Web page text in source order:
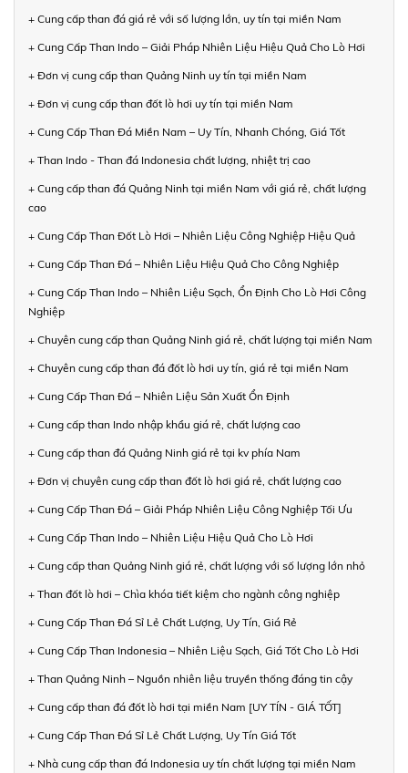
+ Cung cấp than đá giá rẻ với số lượng lớn, uy tín tại miền Nam
+ Cung Cấp Than Indo – Giải Pháp Nhiên Liệu Hiệu Quả Cho Lò Hơi
+ Đơn vị cung cấp than Quảng Ninh uy tín tại miền Nam
+ Đơn vị cung cấp than đốt lò hơi uy tín tại miền Nam
+ Cung Cấp Than Đá Miền Nam – Uy Tín, Nhanh Chóng, Giá Tốt
+ Than Indo - Than đá Indonesia chất lượng, nhiệt trị cao
+ Cung cấp than đá Quảng Ninh tại miền Nam với giá rẻ, chất lượng
cao
+ Cung Cấp Than Đốt Lò Hơi – Nhiên Liệu Công Nghiệp Hiệu Quả
+ Cung Cấp Than Đá – Nhiên Liệu Hiệu Quả Cho Công Nghiệp
+ Cung Cấp Than Indo – Nhiên Liệu Sạch, Ổn Định Cho Lò Hơi Công
Nghiệp
+ Chuyên cung cấp than Quảng Ninh giá rẻ, chất lượng tại miền Nam
+ Chuyên cung cấp than đá đốt lò hơi uy tín, giá rẻ tại miền Nam
+ Cung Cấp Than Đá – Nhiên Liệu Sản Xuất Ổn Định
+ Cung cấp than Indo nhập khẩu giá rẻ, chất lượng cao
+ Cung cấp than đá Quảng Ninh giá rẻ tại kv phía Nam
+ Đơn vị chuyên cung cấp than đốt lò hơi giá rẻ, chất lượng cao
+ Cung Cấp Than Đá – Giải Pháp Nhiên Liệu Công Nghiệp Tối Ưu
+ Cung Cấp Than Indo – Nhiên Liệu Hiệu Quả Cho Lò Hơi
+ Cung cấp than Quảng Ninh giá rẻ, chất lượng với số lượng lớn nhỏ
+ Than đốt lò hơi – Chìa khóa tiết kiệm cho ngành công nghiệp
+ Cung Cấp Than Đá Sỉ Lẻ Chất Lượng, Uy Tín, Giá Rẻ
+ Cung Cấp Than Indonesia – Nhiên Liệu Sạch, Giá Tốt Cho Lò Hơi
+ Than Quảng Ninh – Nguồn nhiên liệu truyền thống đáng tin cậy
+ Cung cấp than đá đốt lò hơi tại miền Nam [UY TÍN - GIÁ TỐT]
+ Cung Cấp Than Đá Sỉ Lẻ Chất Lượng, Uy Tín Giá Tốt
+ Nhà cung cấp than đá Indonesia uy tín chất lượng tại miền Nam